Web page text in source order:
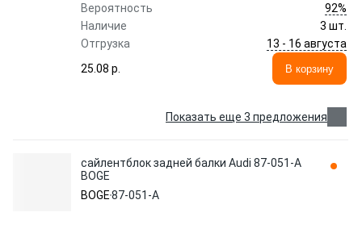
Вероятность
92%
Наличие
3 шт.
Отгрузка
13 - 16 августа
25.08 p.
В корзину
Показать еще 3 предложения
сайлентблок задней балки Audi 87-051-A
BOGE
BOGE87-051-A